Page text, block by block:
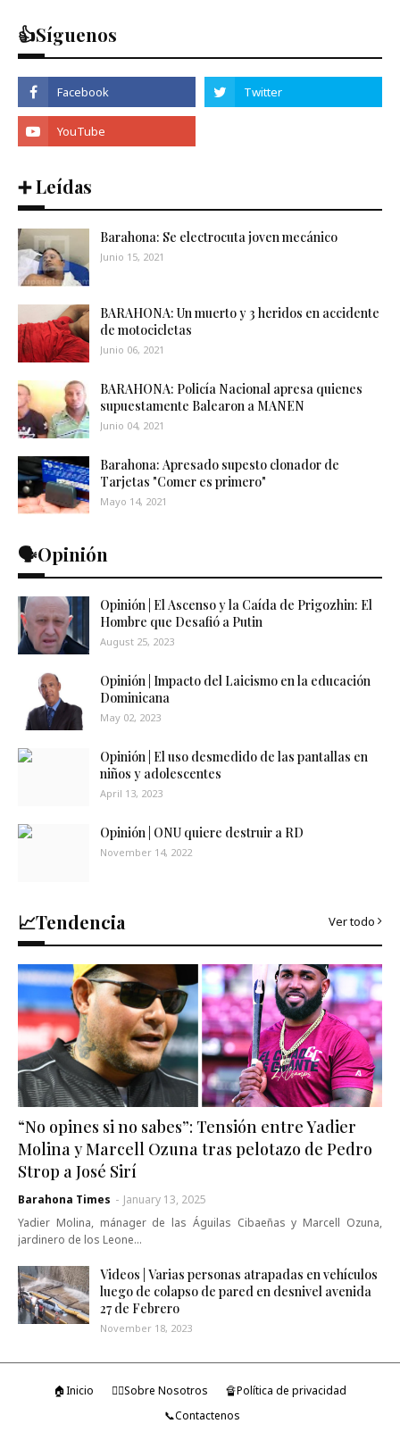
👍Síguenos
➕ Leídas
Barahona: Se electrocuta joven mecánico
Junio 15, 2021
BARAHONA: Un muerto y 3 heridos en accidente
de motocicletas
Junio 06, 2021
BARAHONA: Policía Nacional apresa quienes
supuestamente Balearon a MANEN
Junio 04, 2021
Barahona: Apresado supesto clonador de
Tarjetas "Comer es primero"
Mayo 14, 2021
🗣️Opinión
Opinión | El Ascenso y la Caída de Prigozhin: El
Hombre que Desafió a Putin
August 25, 2023
Opinión | Impacto del Laicismo en la educación
Dominicana
May 02, 2023
Opinión | El uso desmedido de las pantallas en
niños y adolescentes
April 13, 2023
Opinión | ONU quiere destruir a RD
November 14, 2022
📈Tendencia Ver todo
“No opines si no sabes”: Tensión entre Yadier
Molina y Marcell Ozuna tras pelotazo de Pedro
Strop a José Sirí
Barahona Times - January 13, 2025
Yadier Molina, mánager de las Águilas Cibaeñas y Marcell Ozuna,
jardinero de los Leone…
Videos | Varias personas atrapadas en vehículos
luego de colapso de pared en desnivel avenida
27 de Febrero
November 18, 2023
🏠Inicio 🤷‍♂️Sobre Nosotros
🔏Política de privacidad
📞Contactenos